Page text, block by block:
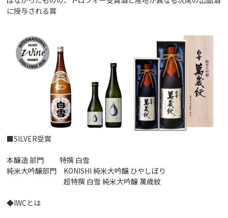
に授与される賞
■SILVER受賞
本醸造 部門 特撰 白雪
純米大吟醸部門 KONISHI 純米大吟醸 ひやしぼり
超特撰 白雪 純米大吟醸 萬歳紋
◆IWCとは